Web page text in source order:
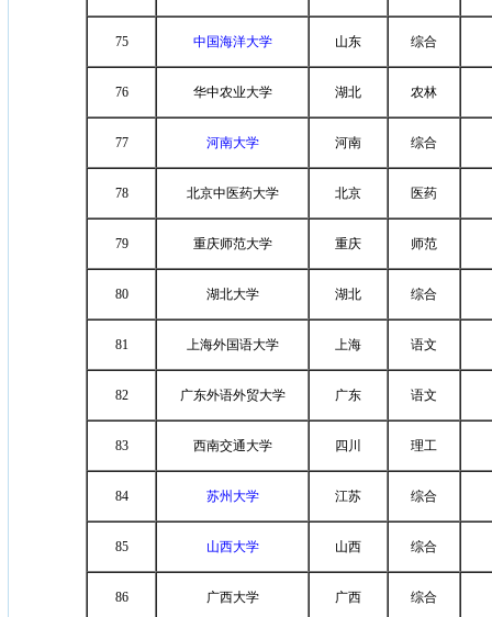
75 中国海洋大学 山东 综合
76 华中农业大学 湖北 农林
77 河南大学 河南 综合
78 北京中医药大学 北京 医药
79 重庆师范大学 重庆 师范
80 湖北大学 湖北 综合
81 上海外国语大学 上海 语文
82 广东外语外贸大学 广东 语文
83 西南交通大学 四川 理工
84 苏州大学 江苏 综合
85 山西大学 山西 综合
86 广西大学 广西 综合